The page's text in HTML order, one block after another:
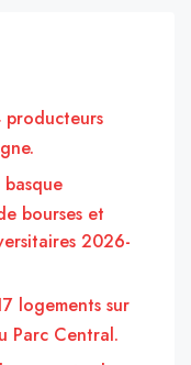
producteurs
bourses et
2026-
logements sur
Parc Central.